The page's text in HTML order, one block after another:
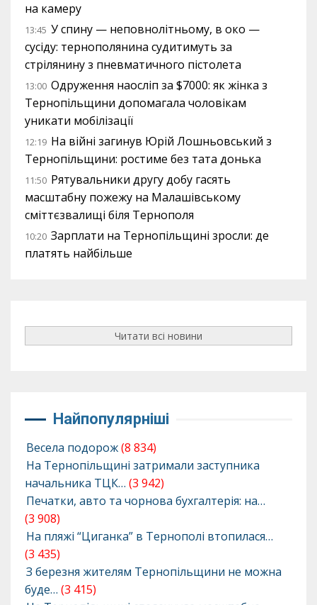
на камеру
13:45 У спину — неповнолітньому, в око —
сусіду: тернополянина судитимуть за
стрілянину з пневматичного пістолета
13:00 Одруження наосліп за $7000: як жінка з
Тернопільщини допомагала чоловікам
уникати мобілізації
12:19 На війні загинув Юрій Лошньовський з
Тернопільщини: ростиме без тата донька
11:50 Рятувальники другу добу гасять
масштабну пожежу на Малашівському
сміттєзвалищі біля Тернополя
10:20 Зарплати на Тернопільщині зросли: де
платять найбільше
Читати всі новини
Найпопулярніші
Весела подорож(8 834)
На Тернопільщині затримали заступника
начальника ТЦК… (3 942)
Печатки, авто та чорнова бухгалтерія: на…
(3 908)
На пляжі “Циганка” в Тернополі втопилася…
(3 435)
З березня жителям Тернопільщини не можна
буде… (3 415)